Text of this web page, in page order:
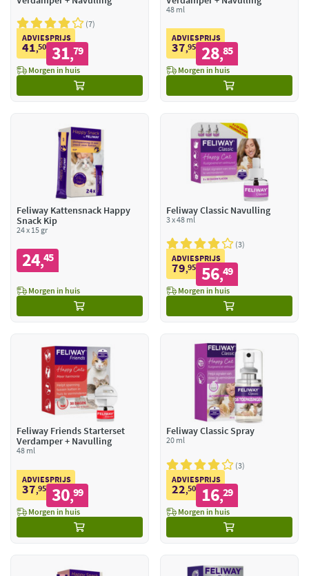
7
ADVIESPRIJS
41,50 31,79
Morgen in huis
48 ml
ADVIESPRIJS
37,95 28,85
Morgen in huis
Feliway Kattensnack Happy
Snack Kip
24 x 15 gr
24,45
Morgen in huis
Feliway Classic Navulling
3 x 48 ml
3
ADVIESPRIJS
79,95 56,49
Morgen in huis
Feliway Friends Starterset
Verdamper + Navulling
48 ml
ADVIESPRIJS
37,95 30,99
Morgen in huis
Feliway Classic Spray
20 ml
3
ADVIESPRIJS
22,50 16,29
Morgen in huis